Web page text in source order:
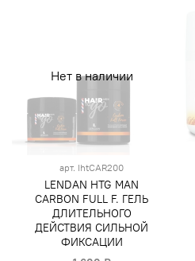
Нет в наличии
арт. IhtCAR200
LENDAN HTG MAN
CARBON FULL F. ГЕЛЬ
ДЛИТЕЛЬНОГО
ДЕЙСТВИЯ СИЛЬНОЙ
ФИКСАЦИИ